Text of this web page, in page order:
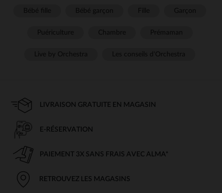
LIVRAISON GRATUITE EN MAGASIN
E-RÉSERVATION
PAIEMENT 3X SANS FRAIS AVEC ALMA*
RETROUVEZ LES MAGASINS